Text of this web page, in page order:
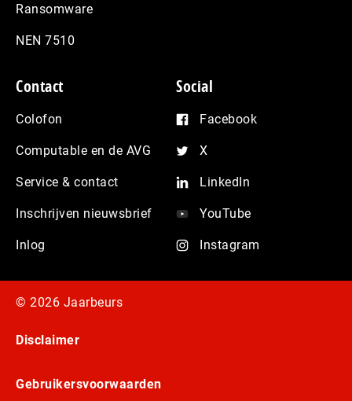
Ransomware
NEN 7510
Contact
Colofon
Computable en de AVG
Service & contact
Inschrijven nieuwsbrief
Inlog
Social
Facebook
X
LinkedIn
YouTube
Instagram
© 2026 Jaarbeurs
Disclaimer
Gebruikersvoorwaarden